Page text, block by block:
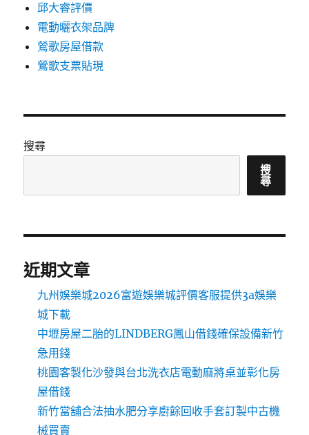
邱大睿評價
電動曬衣架品牌
鶯歌房屋借款
鶯歌支票貼現
搜尋
搜
尋
近期文章
九州娛樂城2026富遊娛樂城評價客服提供3a娛樂
城下載
中壢房屋二胎的LINDBERG鳳山借錢確保設備新竹
急用錢
桃園客製化沙發與台北洗衣店電動麻將桌並彰化房
屋借錢
新竹當舖合法抽水肥分享廚餘回收手套訂製中古機
械買賣